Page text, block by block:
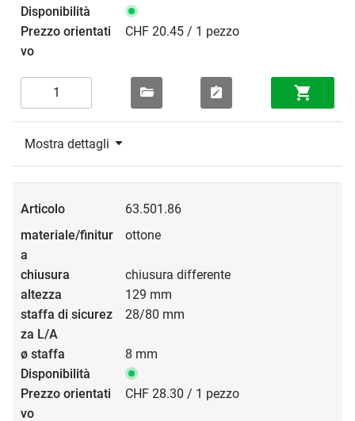
CHF 20.45 / 1 pezzo
Mostra dettagli
63.501.86
ottone
chiusura differente
129 mm
28/80 mm
8 mm
CHF 28.30 / 1 pezzo